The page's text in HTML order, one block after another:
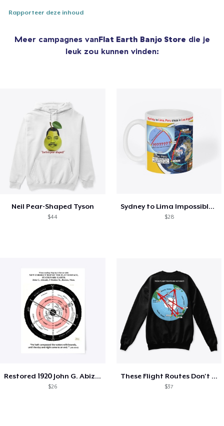
Rapporteer deze inhoud
Meer campagnes vanFlat Earth Banjo Store die je
leuk zou kunnen vinden:
Neil Pear-Shaped Tyson
$44
Sydney to Lima Impossible Flight
$28
Restored 1920 John G. Abizaid Map
$26
These Flight Routes Don't Exist (Back)
$37